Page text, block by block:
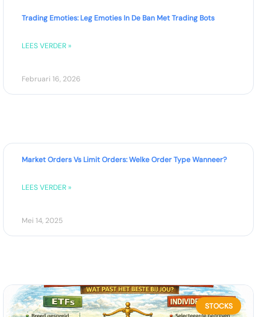
Trading Emoties: Leg Emoties In De Ban Met Trading Bots
LEES VERDER »
Februari 16, 2026
Market Orders Vs Limit Orders: Welke Order Type Wanneer?
LEES VERDER »
Mei 14, 2025
STOCKS